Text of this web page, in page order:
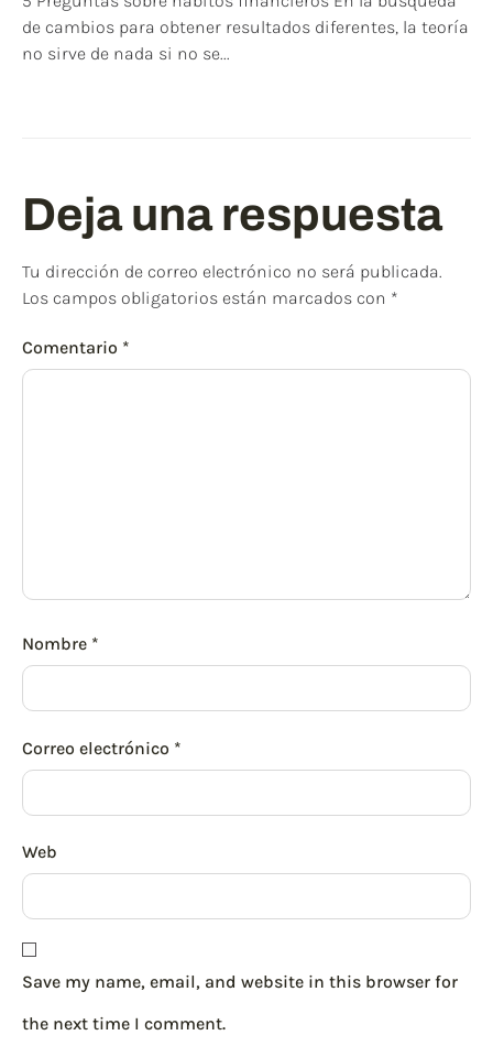
de cambios para obtener resultados diferentes, la teoría
no sirve de nada si no se...
Deja una respuesta
Tu dirección de correo electrónico no será publicada.
Los campos obligatorios están marcados con *
Comentario *
Nombre *
Correo electrónico *
Web
Save my name, email, and website in this browser for
the next time I comment.